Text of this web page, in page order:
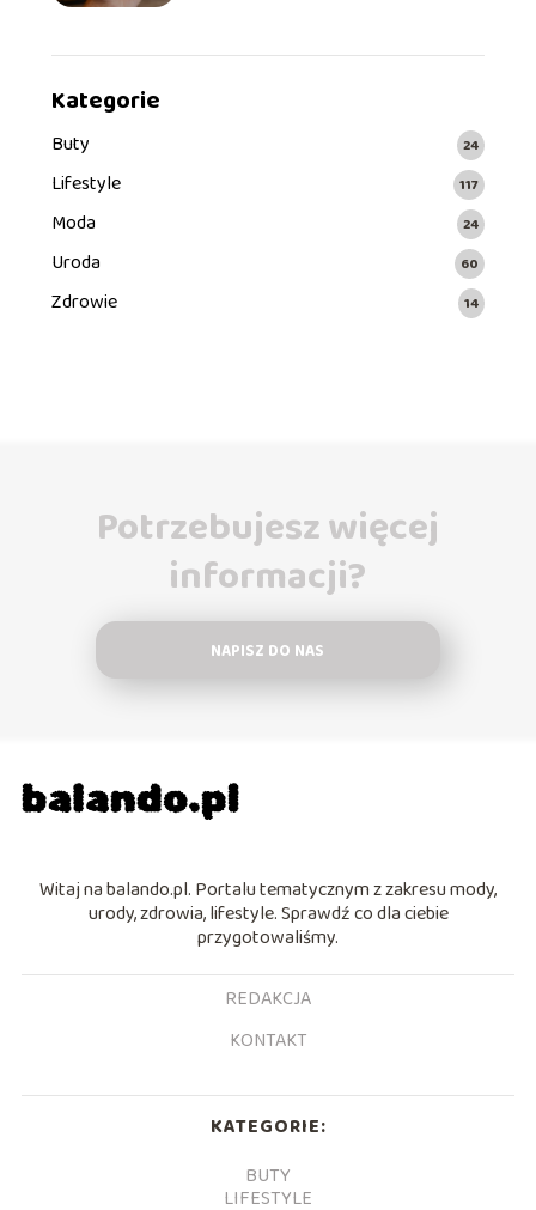
Kategorie
Buty 24
Lifestyle 117
Moda 24
Uroda 60
Zdrowie 14
Potrzebujesz więcej
informacji?
NAPISZ DO NAS
Witaj na balando.pl. Portalu tematycznym z zakresu mody,
urody, zdrowia, lifestyle. Sprawdź co dla ciebie
przygotowaliśmy.
REDAKCJA
KONTAKT
KATEGORIE:
BUTY
LIFESTYLE